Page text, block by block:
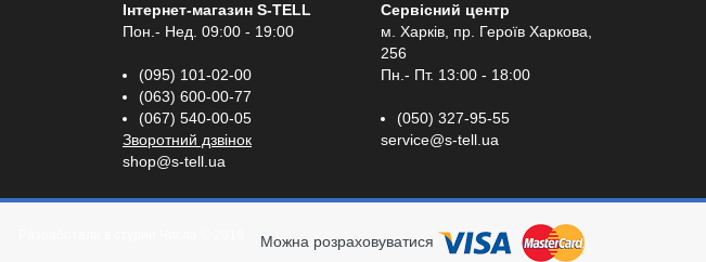
Інтернет-магазин S-TELL
Пон.- Нед. 09:00 - 19:00
(095) 101-02-00
(063) 600-00-77
(067) 540-00-05
Зворотний дзвінок
shop@s-tell.ua
Сервісний центр
м. Харків, пр. Героїв Харкова,
256
Пн.- Пт. 13:00 - 18:00
(050) 327-95-55
service@s-tell.ua
Можна розраховуватися